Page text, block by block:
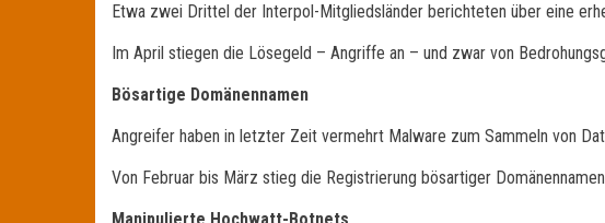
Etwa zwei Drittel der Interpol-Mitgliedsländer berichteten über eine
Im April stiegen die Lösegeld – Angriffe an – und zwar von
Bösartige Domänennamen
Angreifer haben in letzter Zeit vermehrt Malware zum Sammeln von
Von Februar bis März stieg die Registrierung bösartiger